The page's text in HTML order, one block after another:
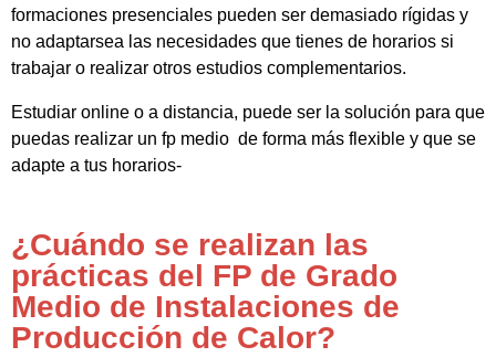
formaciones presenciales pueden ser demasiado rígidas y
no adaptarsea las necesidades que tienes de horarios si
trabajar o realizar otros estudios complementarios.
Estudiar online o a distancia, puede ser la solución para que
puedas realizar un fp medio de forma más flexible y que se
adapte a tus horarios-
¿Cuándo se realizan las
prácticas del FP de Grado
Medio de Instalaciones de
Producción de Calor?